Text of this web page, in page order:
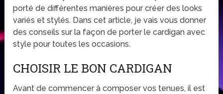
porté de différentes manières pour créer des looks
variés et stylés. Dans cet article, je vais vous donner
des conseils sur la façon de porter le cardigan avec
style pour toutes les occasions.
CHOISIR LE BON CARDIGAN
Avant de commencer à composer vos tenues, il est